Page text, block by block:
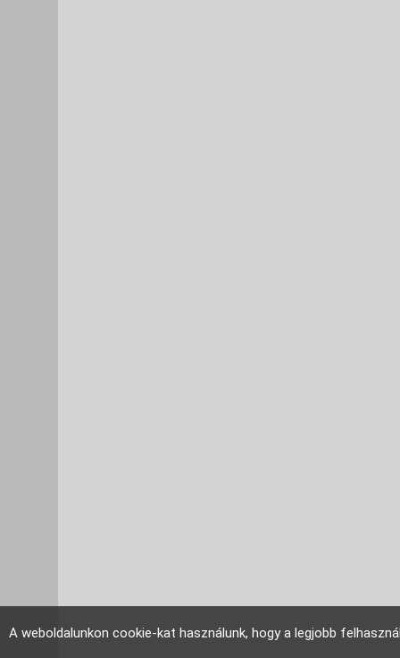
A weboldalunkon cookie-kat használunk, hogy a legjobb